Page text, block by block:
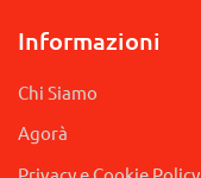
Informazioni
Chi Siamo
Agorà
Privacy e Cookie Policy